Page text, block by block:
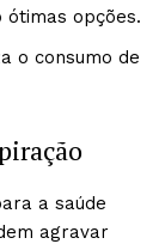
ótimas opções.
o consumo de
a saúde
agravar